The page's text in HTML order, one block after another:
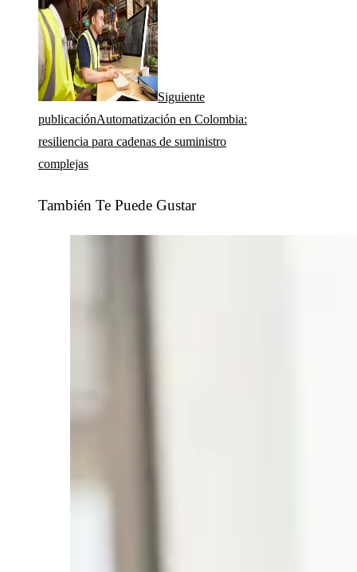
Siguiente
publicaciónAutomatización en Colombia:
resiliencia para cadenas de suministro
complejas
También Te Puede Gustar